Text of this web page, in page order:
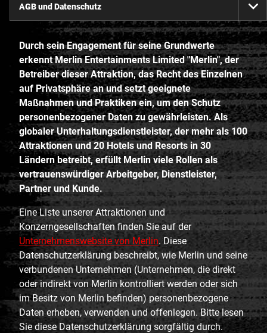
AGB und Datenschutz
Durch sein Engagement für seine Grundwerte
erkennt Merlin Entertainments Limited "Merlin", der
Betreiber dieser Attraktion, das Recht des Einzelnen
auf Privatsphäre an und setzt geeignete
Maßnahmen und Praktiken ein, um den Schutz
personenbezogener Daten zu gewährleisten. Als
globaler Unterhaltungsdienstleister, der mehr als 100
Attraktionen und 20 Hotels und Resorts in 30
Ländern betreibt, erfüllt Merlin viele Rollen als
vertrauenswürdiger Arbeitgeber, Dienstleister,
Partner und Kunde.
Eine Liste unserer Attraktionen und
Konzerngesellschaften finden Sie auf der
Unternehmenswebsite von Merlin. Diese
Datenschutzerklärung beschreibt, wie Merlin und seine
verbundenen Unternehmen (Unternehmen, die direkt
oder indirekt von Merlin kontrolliert werden oder sich
im Besitz von Merlin befinden) personenbezogene
Daten erheben, verwenden und offenlegen. Bitte lesen
Sie diese Datenschutzerklärung sorgfältig durch.